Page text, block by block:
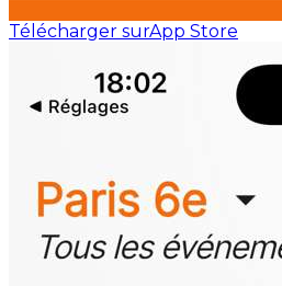
Télécharger surApp Store